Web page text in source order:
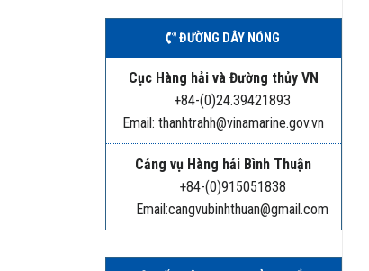
ĐƯỜNG DÂY NÓNG
Cục Hàng hải và Đường thủy VN
+84-(0)24.39421893
Email: thanhtrahh@vinamarine.gov.vn
Cảng vụ Hàng hải Bình Thuận
+84-(0)915051838
Email:cangvubinhthuan@gmail.com